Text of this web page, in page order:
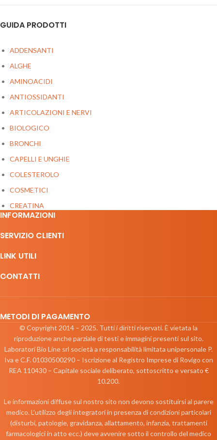
GUIDA PRODOTTI
ADDENSANTI
ALGHE
AMINOACIDI
ANTIOSSIDANTI
ARTICOLAZIONI E NERVI
BIOLOGICO
BRONCHI
CAPELLI E UNGHIE
COLESTEROLO
COSMETICI
CREATINA
DIFESE IMMUNITARIE
DOLCIFICANTI
ENERGETICI
FARINE-FIBRE
FERMENTI
FUNGHI
LASSATIVI
LATTE E OVODERIVATI
OCCHI
OMEGA
INFORMAZIONI
SERVIZIO CLIENTI
LINK UTILI
CONTATTI
METODI DI PAGAMENTO
© Copyright 2014 – 2025. Tutti i diritti riservati. È vietata la
riproduzione anche parziale di testi e immagini presenti sul sito.
Laboratori Bio Line srl società a responsabilità limitata unipersonale P.
Iva e C.F. 01030500290 – Iscrizione al Registro Imprese di Rovigo con
REA 110430 – Capitale sociale deliberato, sottoscritto e versato €
10.200.
Le informazioni diffuse sul nostro sito non devono sostituirsi al parere
medico. L’utilizzo degli integratori in presenza di condizioni particolari
(disturbi, patologie, gravidanza, allattamento, infanzia, trattamenti
farmacologici in atto ecc.) deve avvenire sotto il controllo del medico